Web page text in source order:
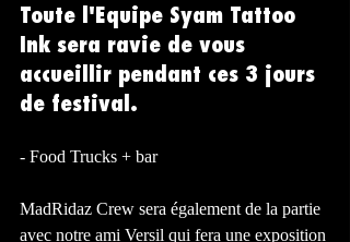
Toute l'Equipe Syam Tattoo
Ink sera ravie de vous
accueillir pendant ces 3 jours
de festival.
- Food Trucks + bar
MadRidaz Crew sera également de la partie
avec notre ami Versil qui fera une exposition